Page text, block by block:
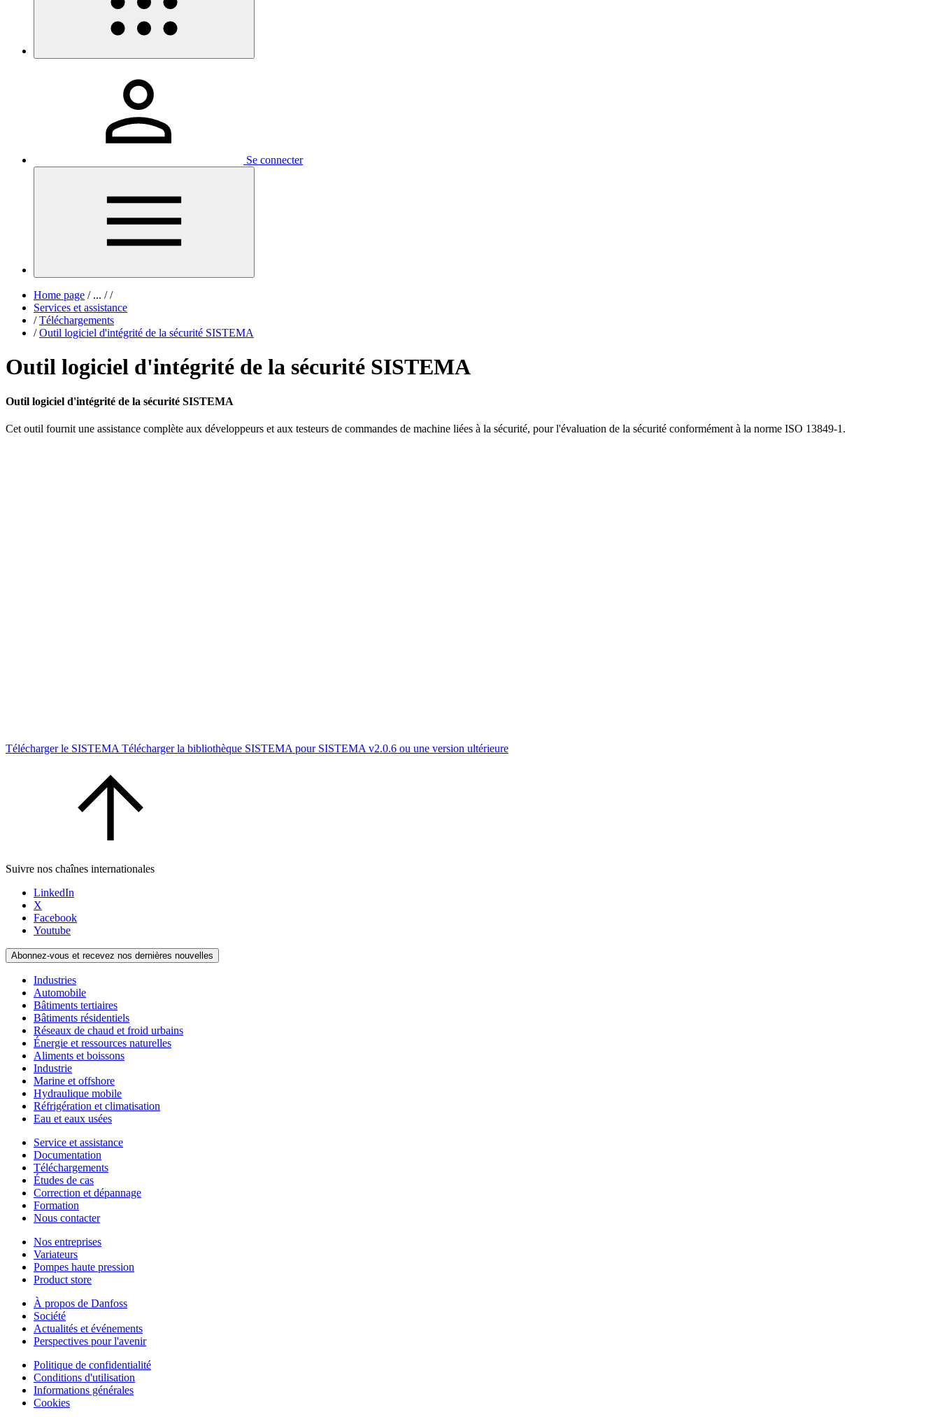
Se connecter
Home page /... / /
Services et assistance
/ Téléchargements
/ Outil logiciel d'intégrité de la sécurité SISTEMA
Outil logiciel d'intégrité de la sécurité SISTEMA
Outil logiciel d'intégrité de la sécurité SISTEMA
Cet outil fournit une assistance complète aux développeurs et aux testeurs de commandes de machine liées à la sécurité, pour l'évaluation de la sécurité conformément à la norme ISO 13849-1.
Télécharger le SISTEMA Télécharger la bibliothèque SISTEMA pour SISTEMA v2.0.6 ou une version ultérieure
Suivre nos chaînes internationales
LinkedIn
X
Facebook
Youtube
Abonnez-vous et recevez nos dernières nouvelles
Industries
Automobile
Bâtiments tertiaires
Bâtiments résidentiels
Réseaux de chaud et froid urbains
Énergie et ressources naturelles
Aliments et boissons
Industrie
Marine et offshore
Hydraulique mobile
Réfrigération et climatisation
Eau et eaux usées
Service et assistance
Documentation
Téléchargements
Études de cas
Correction et dépannage
Formation
Nous contacter
Nos entreprises
Variateurs
Pompes haute pression
Product store
À propos de Danfoss
Société
Actualités et événements
Perspectives pour l'avenir
Politique de confidentialité
Conditions d'utilisation
Informations générales
Cookies